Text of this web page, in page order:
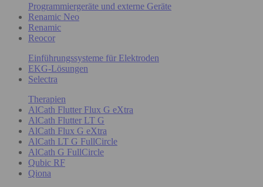
Programmiergeräte und externe Geräte
Renamic Neo
Renamic
Reocor
Einführungssysteme für Elektroden
EKG-Lösungen
Selectra
Therapien
AlCath Flutter Flux G eXtra
AlCath Flutter LT G
AlCath Flux G eXtra
AlCath LT G FullCircle
AlCath G FullCircle
Qubic RF
Qiona